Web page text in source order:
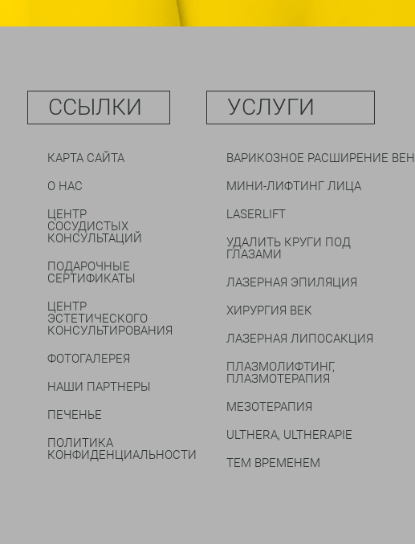
ССЫЛКИ
КАРТА САЙТА
О НАС
ЦЕНТР
СОСУДИСТЫХ
КОНСУЛЬТАЦИЙ
ПОДАРОЧНЫЕ
СЕРТИФИКАТЫ
ЦЕНТР
ЭСТЕТИЧЕСКОГО
КОНСУЛЬТИРОВАНИЯ
ФОТОГАЛЕРЕЯ
НАШИ ПАРТНЕРЫ
ПЕЧЕНЬЕ
ПОЛИТИКА
КОНФИДЕНЦИАЛЬНОСТИ
УСЛУГИ
ВАРИКОЗНОЕ РАСШИРЕНИЕ ВЕН
МИНИ-ЛИФТИНГ ЛИЦА
LASERLIFT
УДАЛИТЬ КРУГИ ПОД
ГЛАЗАМИ
ЛАЗЕРНАЯ ЭПИЛЯЦИЯ
ХИРУРГИЯ ВЕК
ЛАЗЕРНАЯ ЛИПОСАКЦИЯ
ПЛАЗМОЛИФТИНГ,
ПЛАЗМОТЕРАПИЯ
МЕЗОТЕРАПИЯ
ULTHERA, ULTHERAPIE
ТЕМ ВРЕМЕНЕМ